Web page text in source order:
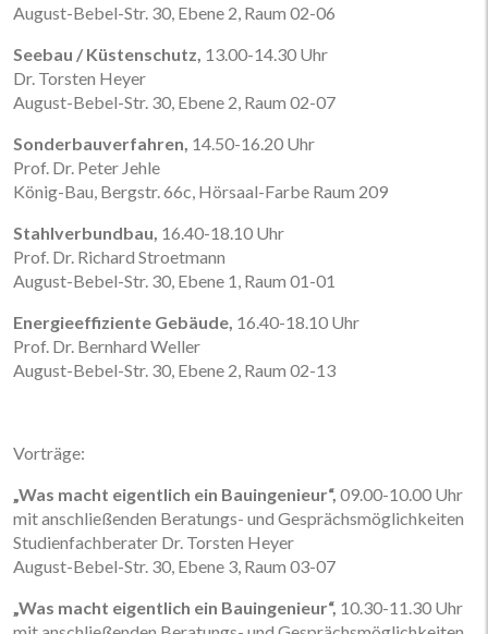
August-Bebel-Str. 30, Ebene 2, Raum 02-06
Seebau / Küstenschutz, 13.00-14.30 Uhr
Dr. Torsten Heyer
August-Bebel-Str. 30, Ebene 2, Raum 02-07
Sonderbauverfahren, 14.50-16.20 Uhr
Prof. Dr. Peter Jehle
König-Bau, Bergstr. 66c, Hörsaal-Farbe Raum 209
Stahlverbundbau, 16.40-18.10 Uhr
Prof. Dr. Richard Stroetmann
August-Bebel-Str. 30, Ebene 1, Raum 01-01
Energieeffiziente Gebäude, 16.40-18.10 Uhr
Prof. Dr. Bernhard Weller
August-Bebel-Str. 30, Ebene 2, Raum 02-13
Vorträge:
„Was macht eigentlich ein Bauingenieur“, 09.00-10.00 Uhr
mit anschließenden Beratungs- und Gesprächsmöglichkeiten
Studienfachberater Dr. Torsten Heyer
August-Bebel-Str. 30, Ebene 3, Raum 03-07
„Was macht eigentlich ein Bauingenieur“, 10.30-11.30 Uhr